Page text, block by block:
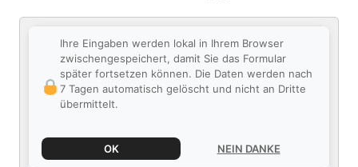
Ihre Eingaben werden lokal in Ihrem Browser
zwischengespeichert, damit Sie das Formular
später fortsetzen können. Die Daten werden nach
7 Tagen automatisch gelöscht und nicht an Dritte
übermittelt.
OK NEIN DANKE